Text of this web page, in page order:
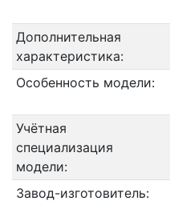
Дополнительная
характеристика:
Особенность модели:
Учётная
специализация
модели:
Завод-изготовитель: